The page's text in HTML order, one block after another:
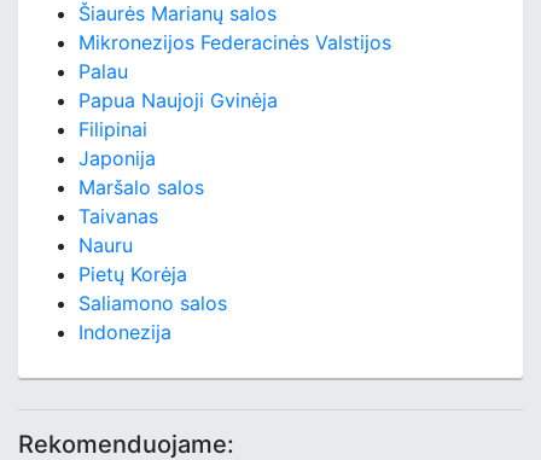
Šiaurės Marianų salos
Mikronezijos Federacinės Valstijos
Palau
Papua Naujoji Gvinėja
Filipinai
Japonija
Maršalo salos
Taivanas
Nauru
Pietų Korėja
Saliamono salos
Indonezija
Rekomenduojame: